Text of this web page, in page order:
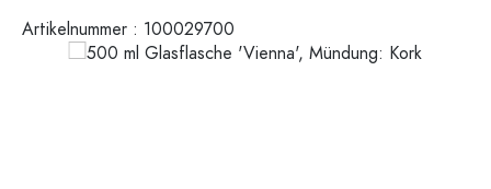
Artikelnummer : 100029700